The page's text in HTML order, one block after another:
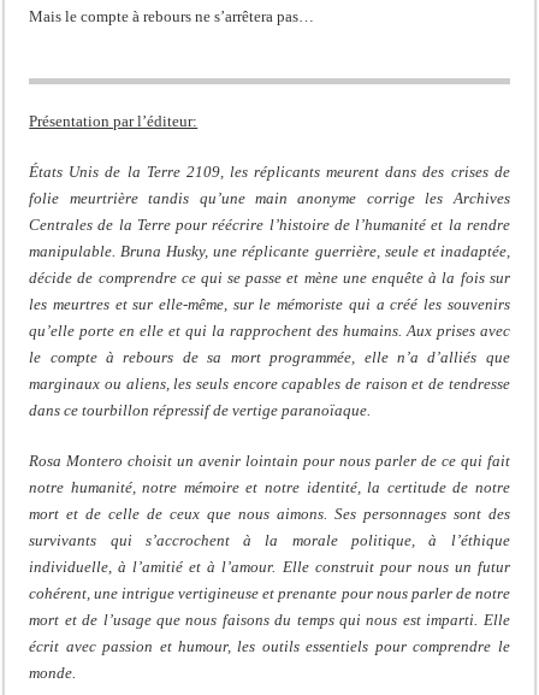
Mais le compte à rebours ne s’arrêtera pas…
Présentation par l’éditeur:
États Unis de la Terre 2109, les réplicants meurent dans des crises de
folie meurtrière tandis qu’une main anonyme corrige les Archives
Centrales de la Terre pour réécrire l’histoire de l’humanité et la rendre
manipulable. Bruna Husky, une réplicante guerrière, seule et inadaptée,
décide de comprendre ce qui se passe et mène une enquête à la fois sur
les meurtres et sur elle-même, sur le mémoriste qui a créé les souvenirs
qu’elle porte en elle et qui la rapprochent des humains. Aux prises avec
le compte à rebours de sa mort programmée, elle n’a d’alliés que
marginaux ou aliens, les seuls encore capables de raison et de tendresse
dans ce tourbillon répressif de vertige paranoïaque.
Rosa Montero choisit un avenir lointain pour nous parler de ce qui fait
notre humanité, notre mémoire et notre identité, la certitude de notre
mort et de celle de ceux que nous aimons. Ses personnages sont des
survivants qui s’accrochent à la morale politique, à l’éthique
individuelle, à l’amitié et à l’amour. Elle construit pour nous un futur
cohérent, une intrigue vertigineuse et prenante pour nous parler de notre
mort et de l’usage que nous faisons du temps qui nous est imparti. Elle
écrit avec passion et humour, les outils essentiels pour comprendre le
monde.